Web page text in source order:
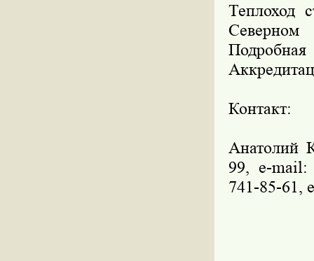
Теплоход
Контакт:
Анатолий
99, е-mail:
741-85-61,